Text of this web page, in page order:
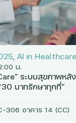
, AI in Healthcare
น.
ระบบสุขภาพหลั
บาทรักษาทุกที่”
306 อาคาร 14 (CC)